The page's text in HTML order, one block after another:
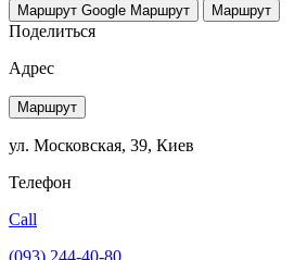
Маршрут Google Маршрут Маршрут
Поделиться
Адрес
Маршрут
ул. Московская, 39, Киев
Телефон
Call
(093) 244-40-80